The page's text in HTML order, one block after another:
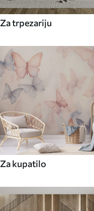
Za trpezariju
Za kupatilo